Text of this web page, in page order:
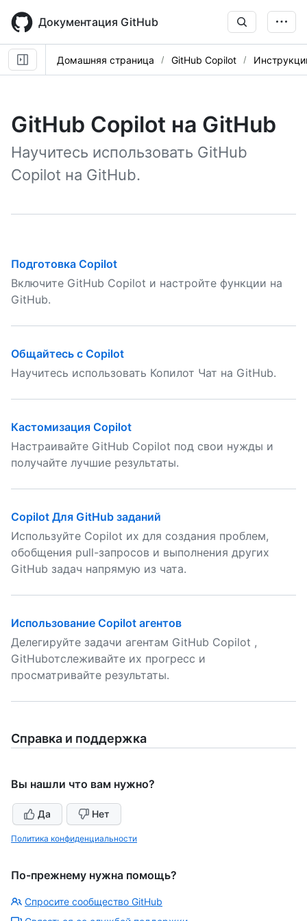
main
content
Документация GitHub
Домашняя страница GitHub Copilot
GitHub Copilot на GitHub
Научитесь использовать GitHub
Copilot на GitHub.
Подготовка Copilot
Включите GitHub Copilot и настройте функции на
GitHub.
Общайтесь с Copilot
Научитесь использовать Копилот Чат на GitHub.
Кастомизация Copilot
Настраивайте GitHub Copilot под свои нужды и
получайте лучшие результаты.
Copilot Для GitHub заданий
Используйте Copilot их для создания проблем,
обобщения pull-запросов и выполнения других
GitHub задач напрямую из чата.
Использование Copilot агентов
Делегируйте задачи агентам GitHub Copilot ,
GitHubотслеживайте их прогресс и
просматривайте результаты.
Справка и поддержка
Вы нашли что вам нужно?
Да Нет
Политика конфиденциальности
По-прежнему нужна помощь?
Спросите сообщество GitHub